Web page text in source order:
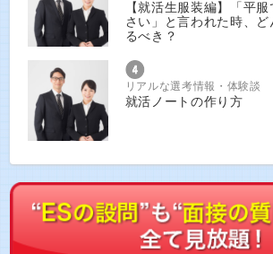
【就活生服装編】「平
さい」と言われた時、
るべき？
リアルな選考情報・体験談
就活ノートの作り方